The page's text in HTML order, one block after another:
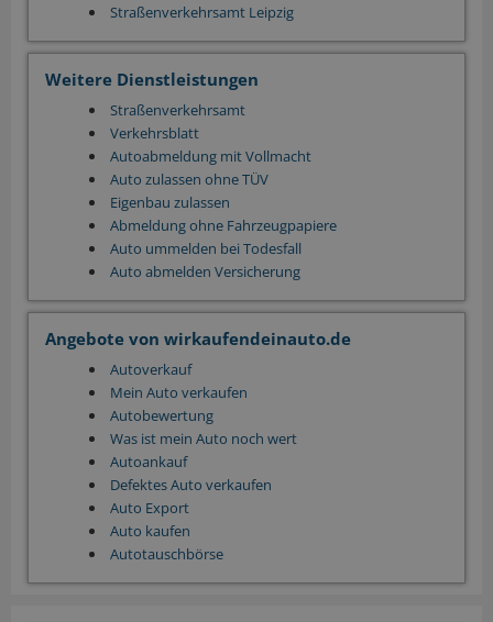
Straßenverkehrsamt Leipzig
Weitere Dienstleistungen
Straßenverkehrsamt
Verkehrsblatt
Autoabmeldung mit Vollmacht
Auto zulassen ohne TÜV
Eigenbau zulassen
Abmeldung ohne Fahrzeugpapiere
Auto ummelden bei Todesfall
Auto abmelden Versicherung
Angebote von wirkaufendeinauto.de
Autoverkauf
Mein Auto verkaufen
Autobewertung
Was ist mein Auto noch wert
Autoankauf
Defektes Auto verkaufen
Auto Export
Auto kaufen
Autotauschbörse